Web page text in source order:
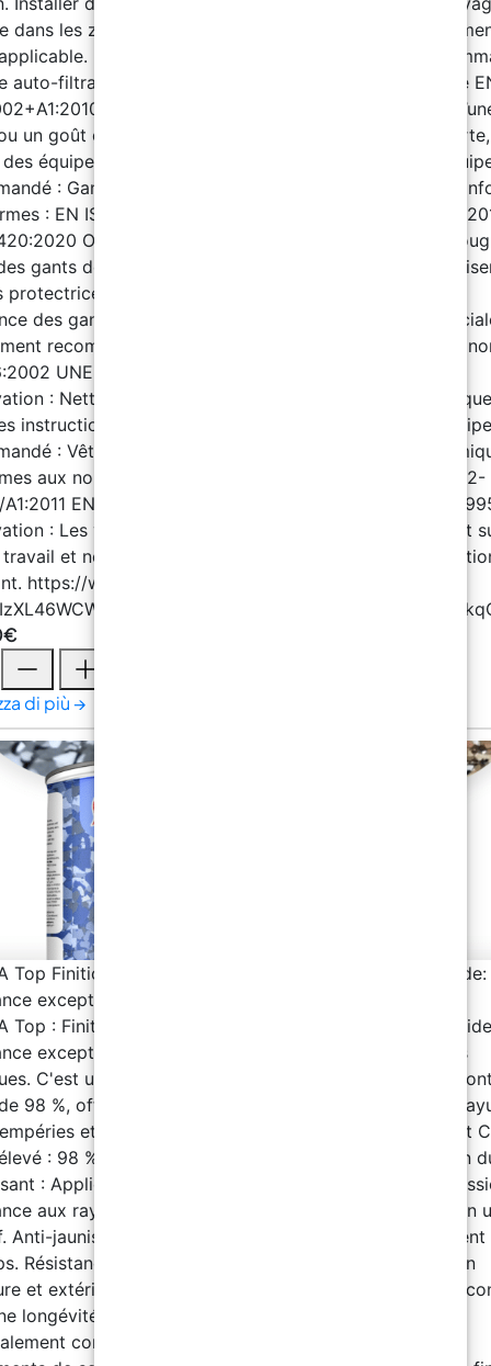
€
di più →
Top Finition Polyaspartique avec 98% de contenu solide:
exceptionnelle à l’usure
Top : Finition Polyaspartique avec 98% de contenu
exceptionnelle à l’usure, aux rayures et aux produits
C'est un vernis autolissant ultra-résistant, avec un
98 %, offrant une durabilité exceptionnelle face aux
et au jaunissement. Caractéristiques du produit
: 98 % pour une résistance maximale et une finition
: Application facile sans traces pour un rendu
aux rayures : Parfait pour les surfaces soumises à un
Anti-jaunissement : Garde son aspect clair et transparent
Résistance aux intempéries : Convient à une utilisation
et extérieure. Durabilité exceptionnelle : Formulation
longévité optimale. Ratio: A:B = 1 : 0.85 Applications
conçu pour être utilisé dans les systèmes de